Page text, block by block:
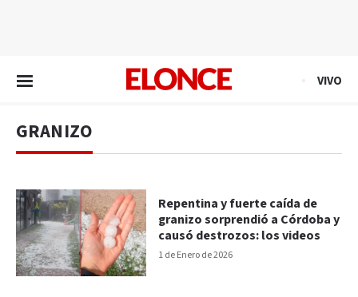
VIVO
GRANIZO
1 de Enero de 2026
Repentina y fuerte caída de
granizo sorprendió a Córdoba y
causó destrozos: los videos